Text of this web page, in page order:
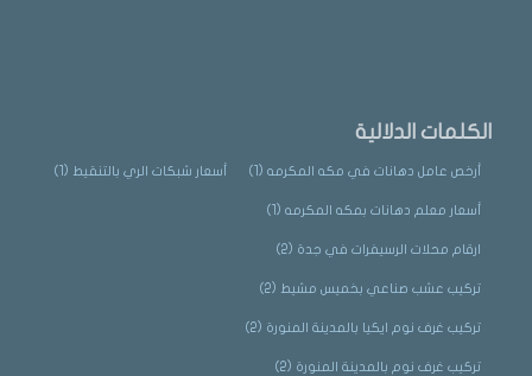
الكلمات الدلالية
أرخص عامل دهانات في مكه المكرمه(1) أسعار شبكات الري بالتنقيط (1)
أسعار معلم دهانات بمكه المكرمه(1)
ارقام محلات الرسيفرات في جدة (2)
تركيب عشب صناعي بخميس مشيط (2)
تركيب غرف نوم ايكيا بالمدينة المنورة (2)
تركيب غرف نوم بالمدينة المنورة (2)